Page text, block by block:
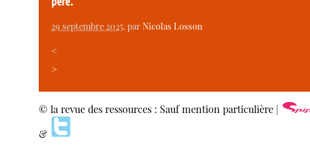
29 septembre 2025, parNicolas Losson
<
>
© la revue des ressources : Sauf mention particulière |
&